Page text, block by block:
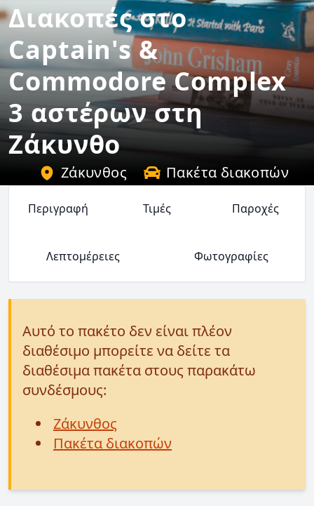
Διακοπές στο
Captain's &
Commodore Complex
3 αστέρων στη
Ζάκυνθο
Ζάκυνθος Πακέτα διακοπών
Περιγραφή Τιμές Παροχές
Λεπτομέρειες Φωτογραφίες
Αυτό το πακέτο δεν είναι πλέον
διαθέσιμο μπορείτε να δείτε τα
διαθέσιμα πακέτα στους παρακάτω
συνδέσμους:
Ζάκυνθος
Πακέτα διακοπών